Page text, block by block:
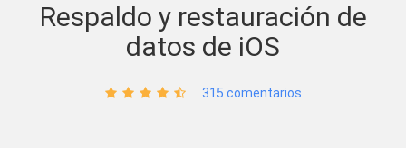
Respaldo y restauración de
datos de iOS
315 comentarios